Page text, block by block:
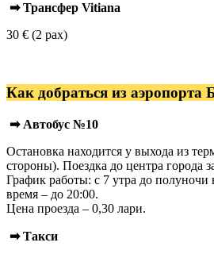
➡ Трансфер Vitiana
30 € (2 pax)
Как добраться из аэропорта
➡ Автобус №10
Остановка находится у выхода из
стороны). Поездка до центра города
График работы: с 7 утра до полуночи
время – до 20:00.
Цена проезда – 0,30 лари.
➡ Такси